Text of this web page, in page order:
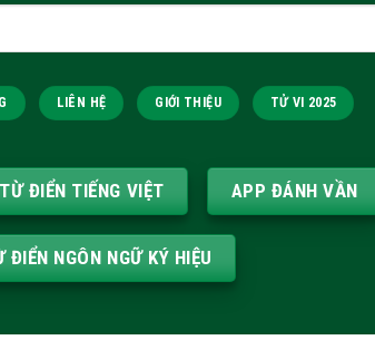
LIÊN HỆ GIỚI THIỆU TỬ VI 2025
TỪ ĐIỂN TIẾNG VIỆT APP ĐÁNH VẦN
ĐIỂN NGÔN NGỮ KÝ HIỆU